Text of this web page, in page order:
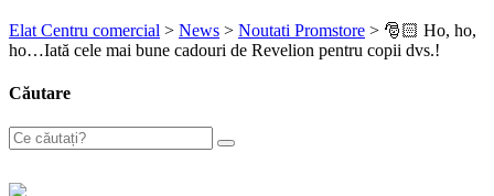
Elat Centru comercial > News > Noutati Promstore > 🎅🏻 Ho, ho,
ho…Iată cele mai bune cadouri de Revelion pentru copii dvs.!
Căutare